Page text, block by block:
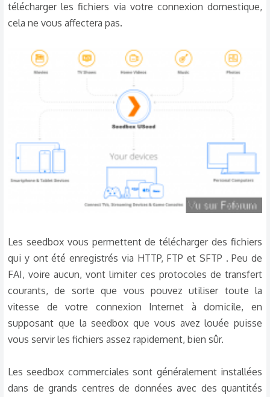
télécharger les fichiers via votre connexion domestique,
cela ne vous affectera pas.
Les seedbox vous permettent de télécharger des fichiers
qui y ont été enregistrés via HTTP, FTP et SFTP . Peu de
FAI, voire aucun, vont limiter ces protocoles de transfert
courants, de sorte que vous pouvez utiliser toute la
vitesse de votre connexion Internet à domicile, en
supposant que la seedbox que vous avez louée puisse
vous servir les fichiers assez rapidement, bien sûr.
Les seedbox commerciales sont généralement installées
dans de grands centres de données avec des quantités